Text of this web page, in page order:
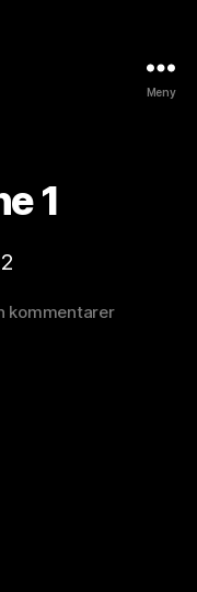
Meny
1
kommentarertil